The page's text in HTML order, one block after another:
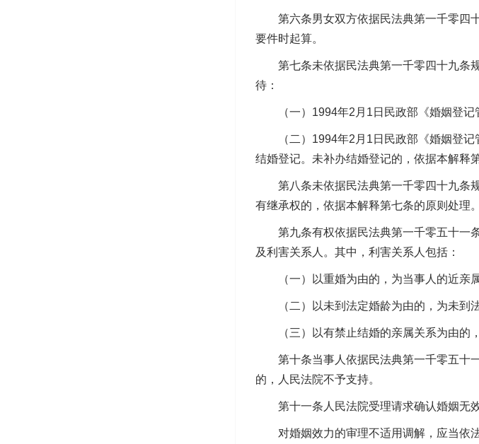
第六条男女双方依据民法典第一千零四十
要件时起算。
第七条未依据民法典第一千零四十九条规
待：
（一）1994年2月1日民政部《婚姻登记
（二）1994年2月1日民政部《婚姻登记
结婚登记。未补办结婚登记的，依据本解释
第八条未依据民法典第一千零四十九条规
有继承权的，依据本解释第七条的原则处理。
第九条有权依据民法典第一千零五十一条
及利害关系人。其中，利害关系人包括：
（一）以重婚为由的，为当事人的近亲属
（二）以未到法定婚龄为由的，为未到法
（三）以有禁止结婚的亲属关系为由的，
第十条当事人依据民法典第一千零五十一
的，人民法院不予支持。
第十一条人民法院受理请求确认婚姻无效
对婚姻效力的审理不适用调解，应当依法